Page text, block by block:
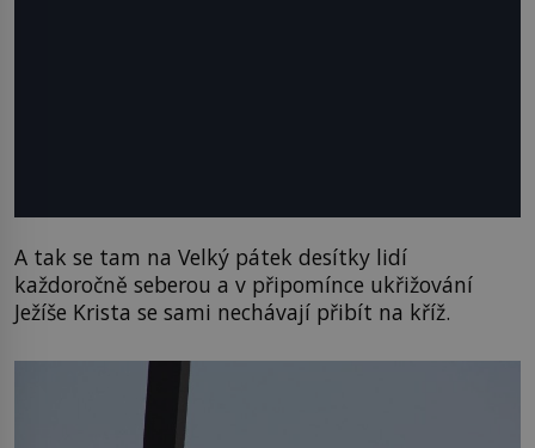
A tak se tam na Velký pátek desítky lidí
každoročně seberou a v připomínce ukřižování
Ježíše Krista se sami nechávají přibít na kříž.